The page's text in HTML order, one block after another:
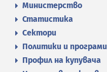
Министерство
Статистика
Сектори
Политики и програми
Профил на купувача